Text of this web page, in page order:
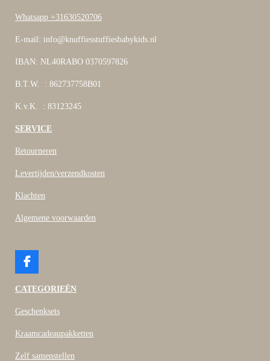
Whatsapp +31630520706
E-mail: info@knuffiesstuffiesbabykids.nl
IBAN: NL40RABO 0370597826
B.T.W. : 862737758B01
K.v.K. : 83123245
SERVICE
Retourneren
Levertijden/verzendkosten
Klachten
Algemene voorwaarden
F
c
b
o
CATEGORIEËN
Geschenksets
Kraamcadeaupakketten
Zelf samenstellen